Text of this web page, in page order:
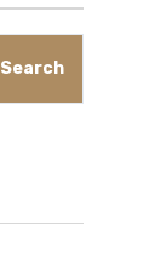
Search